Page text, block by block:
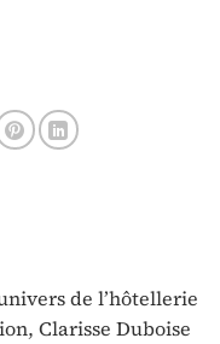
de l’hôtellerie
Clarisse Duboise